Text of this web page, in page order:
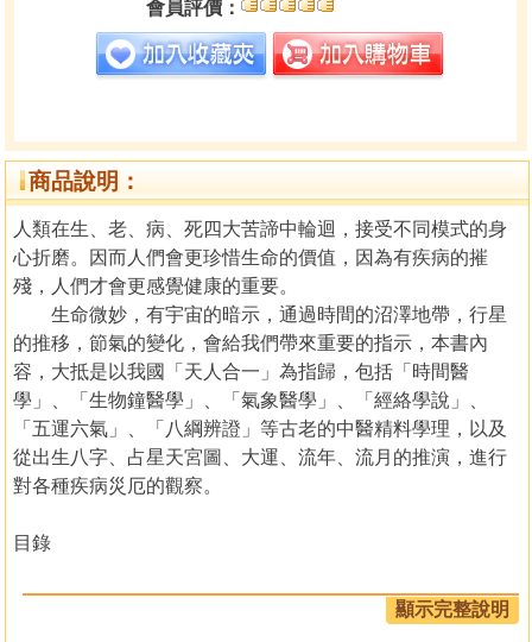
會員評價：
商品說明：
人類在生、老、病、死四大苦諦中輪迴，接受不同模式的身
心折磨。因而人們會更珍惜生命的價值，因為有疾病的摧
殘，人們才會更感覺健康的重要。
生命微妙，有宇宙的暗示，通過時間的沼澤地帶，行星
的推移，節氣的變化，會給我們帶來重要的指示，本書內
容，大抵是以我國「天人合一」為指歸，包括「時間醫
學」、「生物鐘醫學」、「氣象醫學」、「經絡學說」、
「五運六氣」、「八綱辨證」等古老的中醫精料學理，以及
從出生八字、占星天宮圖、大運、流年、流月的推演，進行
對各種疾病災厄的觀察。
目錄
鐘序
顯示完整說明